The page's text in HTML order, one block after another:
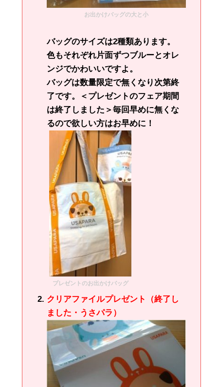
お出かけバッグの大と小
バッグのサイズは2種類あります。
色もそれぞれ片面ずつブルーとオレ
ンジでかわいいですよ。
バッグは数量限定で無くなり次第終
了です。＜プレゼントのフェア期間
は終了しました＞毎回早めに無くな
るので欲しい方はお早めに！
プレゼントのお出かけバッグ
クリアファイルプレゼント（終了し
ました・うさパラ）